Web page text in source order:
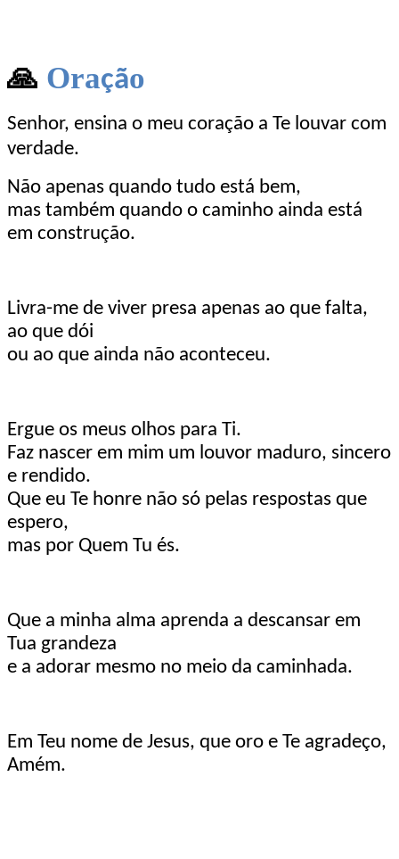
🙏 Oração
Senhor, ensina o meu coração a Te louvar com
verdade.
Não apenas quando tudo está bem,
mas também quando o caminho ainda está
em construção.
Livra-me de viver presa apenas ao que falta,
ao que dói
ou ao que ainda não aconteceu.
Ergue os meus olhos para Ti.
Faz nascer em mim um louvor maduro, sincero
e rendido.
Que eu Te honre não só pelas respostas que
espero,
mas por Quem Tu és.
Que a minha alma aprenda a descansar em
Tua grandeza
e a adorar mesmo no meio da caminhada.
Em Teu nome de Jesus, que oro e Te agradeço,
Amém.